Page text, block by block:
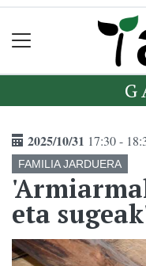
2025/10/31 17:30 -
FAMILIA JARDUERA
eta